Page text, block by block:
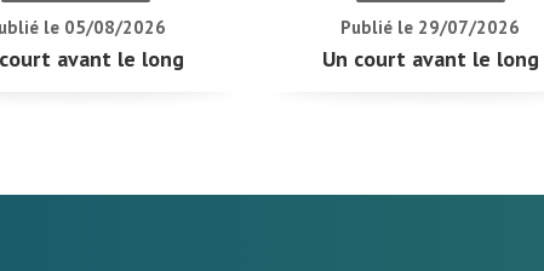
le 05/08/2026
avant le long
Publié le 29/07/2026
Un court avant le long